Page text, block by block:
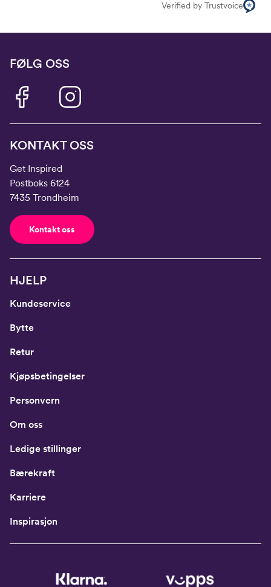
Verified by Trustvoice
FØLG OSS
KONTAKT OSS
Get Inspired
Postboks 6124
7435 Trondheim
Kontakt oss
HJELP
Kundeservice
Bytte
Retur
Kjøpsbetingelser
Personvern
Om oss
Ledige stillinger
Bærekraft
Karriere
Inspirasjon